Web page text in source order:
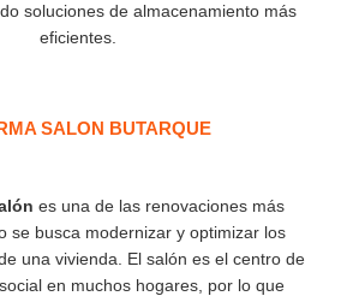
soluciones de almacenamiento más
eficientes.
SALON BUTARQUE
es una de las renovaciones más
se busca modernizar y optimizar los
una vivienda. El salón es el centro de
en muchos hogares, por lo que